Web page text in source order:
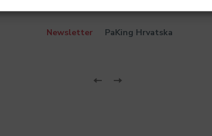
Newsletter PaKing Hrvatska